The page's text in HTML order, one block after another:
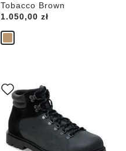
Tobacco Brown
Price:
1.050,00 zł
koloru
spowoduje
zmianę
zdjęcia
produktu